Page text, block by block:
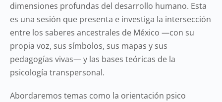
dimensiones profundas del desarrollo humano. Esta
es una sesión que presenta e investiga la intersección
entre los saberes ancestrales de México —con su
propia voz, sus símbolos, sus mapas y sus
pedagogías vivas— y las bases teóricas de la
psicología transpersonal.
Abordaremos temas como la orientación psico